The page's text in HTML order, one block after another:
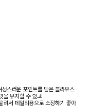
스러운 포인트를 담은 블라우스
을 유지할 수 있고
려서 데일리용으로 소장하기 좋아